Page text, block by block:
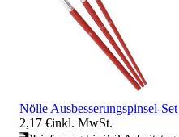
Nölle Ausbesserungspinsel-
2,17 €inkl. MwSt.